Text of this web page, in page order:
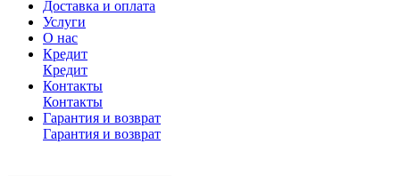
Доставка и оплата
Услуги
О нас
Кредит
Кредит
Контакты
Контакты
Гарантия и возврат
Гарантия и возврат